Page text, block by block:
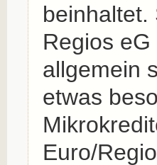
beinhaltet.
Regios
allgemein
etwas
Euro/